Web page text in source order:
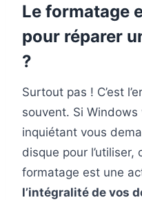
Le formatage
pour réparer
?
Surtout pas ! C’est
souvent. Si
inquiétant vous
disque pour l’utiliser,
formatage est une
l’intégralité de vos